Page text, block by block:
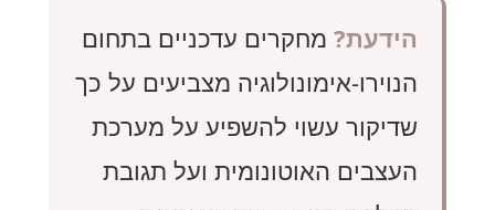
הידעת? מחקרים עדכניים בתחום
הנוירו-אימונולוגיה מצביעים על כך
שדיקור עשוי להשפיע על מערכת
העצבים האוטונומית ועל תגובת